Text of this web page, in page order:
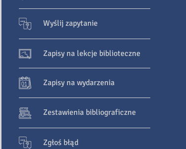
Wyślij zapytanie
Zapisy na lekcje biblioteczne
Zapisy na wydarzenia
Zestawienia bibliograficzne
Zgłoś błąd